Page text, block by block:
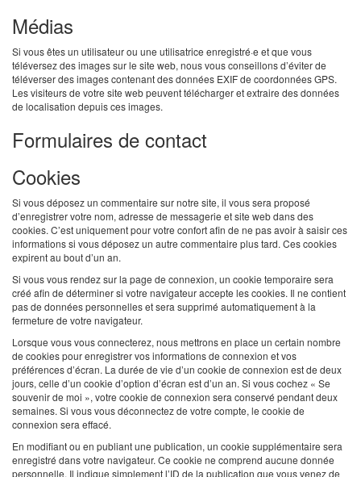
Médias
Si vous êtes un utilisateur ou une utilisatrice enregistré·e et que vous
téléversez des images sur le site web, nous vous conseillons d’éviter de
téléverser des images contenant des données EXIF de coordonnées GPS.
Les visiteurs de votre site web peuvent télécharger et extraire des données
de localisation depuis ces images.
Formulaires de contact
Cookies
Si vous déposez un commentaire sur notre site, il vous sera proposé
d’enregistrer votre nom, adresse de messagerie et site web dans des
cookies. C’est uniquement pour votre confort afin de ne pas avoir à saisir ces
informations si vous déposez un autre commentaire plus tard. Ces cookies
expirent au bout d’un an.
Si vous vous rendez sur la page de connexion, un cookie temporaire sera
créé afin de déterminer si votre navigateur accepte les cookies. Il ne contient
pas de données personnelles et sera supprimé automatiquement à la
fermeture de votre navigateur.
Lorsque vous vous connecterez, nous mettrons en place un certain nombre
de cookies pour enregistrer vos informations de connexion et vos
préférences d’écran. La durée de vie d’un cookie de connexion est de deux
jours, celle d’un cookie d’option d’écran est d’un an. Si vous cochez « Se
souvenir de moi », votre cookie de connexion sera conservé pendant deux
semaines. Si vous vous déconnectez de votre compte, le cookie de
connexion sera effacé.
En modifiant ou en publiant une publication, un cookie supplémentaire sera
enregistré dans votre navigateur. Ce cookie ne comprend aucune donnée
personnelle. Il indique simplement l’ID de la publication que vous venez de